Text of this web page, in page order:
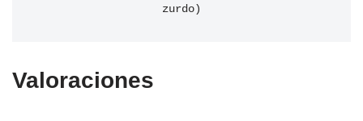
zurdo)
Valoraciones